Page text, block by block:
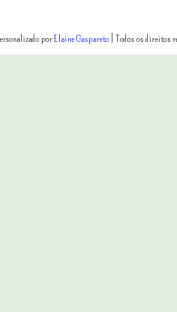
porElaine Gaspareto| Todos os direitos